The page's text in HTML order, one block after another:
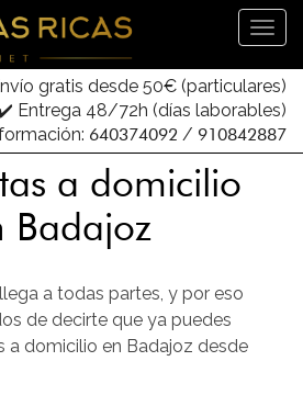
gratis desde 50€ (particulares)
Entrega 48/72h (días laborables)
640374092 / 910842887
a domicilio
Badajoz
a todas partes, y por eso
de decirte que ya puedes
a domicilio en Badajoz desde